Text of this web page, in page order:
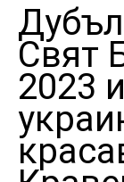
Свят
2023